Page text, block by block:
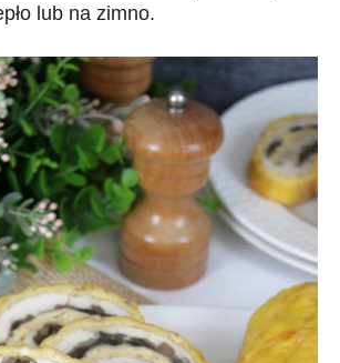
lub na zimno.